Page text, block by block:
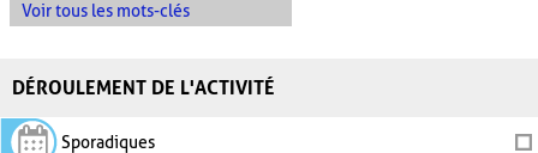
Voir tous les mots-clés
DÉROULEMENT DE L'ACTIVITÉ
Sporadiques